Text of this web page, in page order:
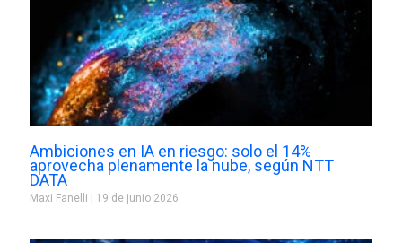
Ambiciones en IA en riesgo: solo el 14%
aprovecha plenamente la nube, según NTT
DATA
Maxi Fanelli 19 de junio 2026